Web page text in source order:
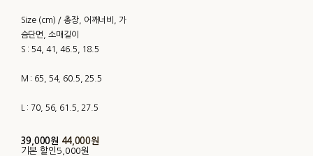
Size (cm) / 총장, 어깨너비, 가
슴단면, 소매길이
S : 54, 41, 46.5, 18.5
M : 65, 54, 60.5, 25.5
L : 70, 56, 61.5, 27.5
39,000원 44,000원
기본 할인 5,000원